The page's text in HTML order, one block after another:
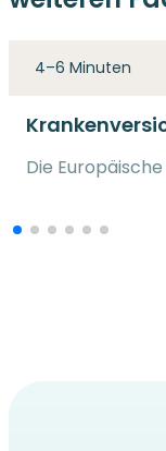
4–6 Minuten
Die